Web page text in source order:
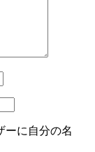
ーに自分の名